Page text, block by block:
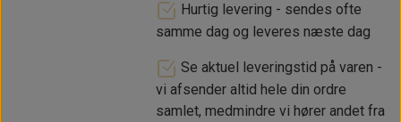
Hurtig levering - sendes ofte
samme dag og leveres næste dag
Se aktuel leveringstid på varen -
vi afsender altid hele din ordre
samlet, medmindre vi hører andet fra